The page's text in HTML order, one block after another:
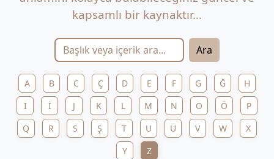
kapsamlı bir kaynaktır...
Ara
A B C Ç D E F G Ğ
H
I
İ J K L M N O Ö
P
Q
R S Ş T U Ü V W
X
Y
Z